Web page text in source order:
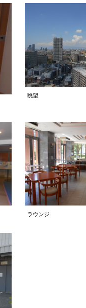
眺望
ラウンジ